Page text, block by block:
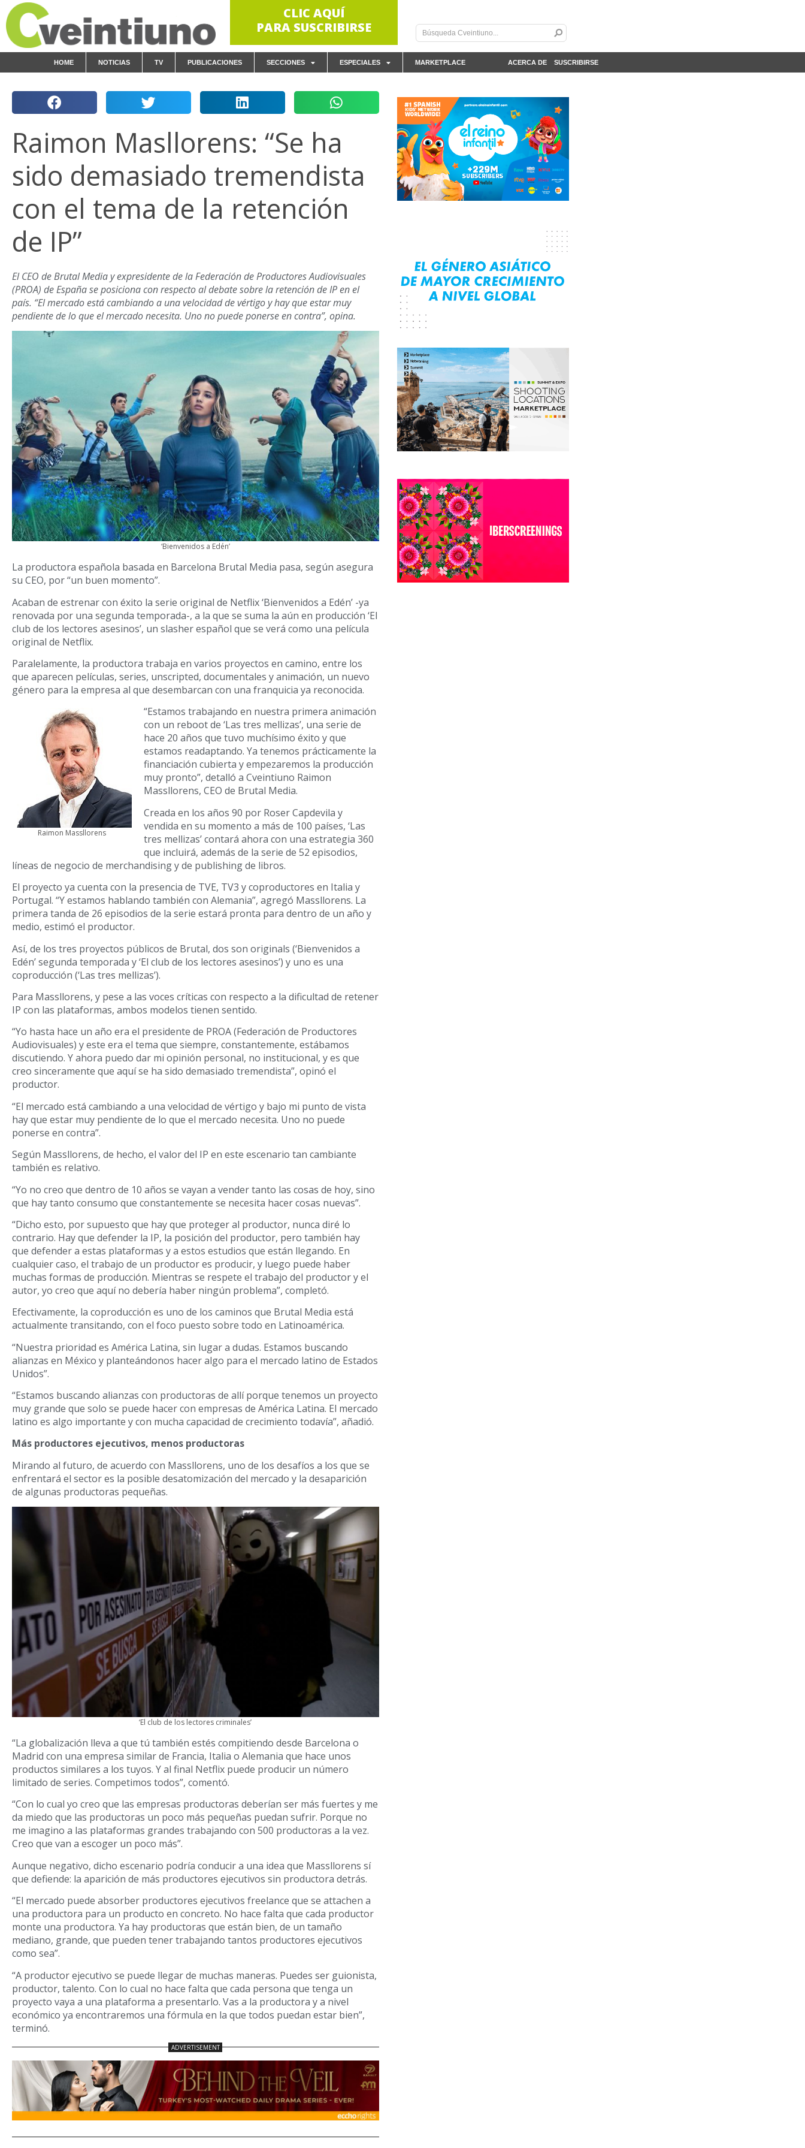
CLIC AQUÍ
PARA SUSCRIBIRSE
ACERCA DE
HOME NOTICIAS TV PUBLICACIONES SECCIONES ESPECIALES MARKETPLACE SUSCRIBIRSE
Raimon Masllorens: “Se ha
sido demasiado tremendista
con el tema de la retención
de IP”
El CEO de Brutal Media y expresidente de la Federación de Productores Audiovisuales
(PROA) de España se posiciona con respecto al debate sobre la retención de IP en el
país. “El mercado está cambiando a una velocidad de vértigo y hay que estar muy
pendiente de lo que el mercado necesita. Uno no puede ponerse en contra”, opina.
‘Bienvenidos a Edén’
La productora española basada en Barcelona Brutal Media pasa, según asegura
su CEO, por “un buen momento”.
Acaban de estrenar con éxito la serie original de Netflix ‘Bienvenidos a Edén’ -ya
renovada por una segunda temporada-, a la que se suma la aún en producción ‘El
club de los lectores asesinos’, un slasher español que se verá como una película
original de Netflix.
Paralelamente, la productora trabaja en varios proyectos en camino, entre los
que aparecen películas, series, unscripted, documentales y animación, un nuevo
género para la empresa al que desembarcan con una franquicia ya reconocida.
Raimon Massllorens
“Estamos trabajando en nuestra primera animación
con un reboot de ‘Las tres mellizas’, una serie de
hace 20 años que tuvo muchísimo éxito y que
estamos readaptando. Ya tenemos prácticamente la
financiación cubierta y empezaremos la producción
muy pronto”, detalló a Cveintiuno Raimon
Massllorens, CEO de Brutal Media.
Creada en los años 90 por Roser Capdevila y
vendida en su momento a más de 100 países, ‘Las
tres mellizas’ contará ahora con una estrategia 360
que incluirá, además de la serie de 52 episodios,
líneas de negocio de merchandising y de publishing de libros.
El proyecto ya cuenta con la presencia de TVE, TV3 y coproductores en Italia y
Portugal. “Y estamos hablando también con Alemania”, agregó Massllorens. La
primera tanda de 26 episodios de la serie estará pronta para dentro de un año y
medio, estimó el productor.
Así, de los tres proyectos públicos de Brutal, dos son originals (‘Bienvenidos a
Edén’ segunda temporada y ‘El club de los lectores asesinos’) y uno es una
coproducción (‘Las tres mellizas’).
Para Massllorens, y pese a las voces críticas con respecto a la dificultad de retener
IP con las plataformas, ambos modelos tienen sentido.
“Yo hasta hace un año era el presidente de PROA (Federación de Productores
Audiovisuales) y este era el tema que siempre, constantemente, estábamos
discutiendo. Y ahora puedo dar mi opinión personal, no institucional, y es que
creo sinceramente que aquí se ha sido demasiado tremendista”, opinó el
productor.
“El mercado está cambiando a una velocidad de vértigo y bajo mi punto de vista
hay que estar muy pendiente de lo que el mercado necesita. Uno no puede
ponerse en contra”.
Según Massllorens, de hecho, el valor del IP en este escenario tan cambiante
también es relativo.
“Yo no creo que dentro de 10 años se vayan a vender tanto las cosas de hoy, sino
que hay tanto consumo que constantemente se necesita hacer cosas nuevas”.
“Dicho esto, por supuesto que hay que proteger al productor, nunca diré lo
contrario. Hay que defender la IP, la posición del productor, pero también hay
que defender a estas plataformas y a estos estudios que están llegando. En
cualquier caso, el trabajo de un productor es producir, y luego puede haber
muchas formas de producción. Mientras se respete el trabajo del productor y el
autor, yo creo que aquí no debería haber ningún problema”, completó.
Efectivamente, la coproducción es uno de los caminos que Brutal Media está
actualmente transitando, con el foco puesto sobre todo en Latinoamérica.
“Nuestra prioridad es América Latina, sin lugar a dudas. Estamos buscando
alianzas en México y planteándonos hacer algo para el mercado latino de Estados
Unidos”.
“Estamos buscando alianzas con productoras de allí porque tenemos un proyecto
muy grande que solo se puede hacer con empresas de América Latina. El mercado
latino es algo importante y con mucha capacidad de crecimiento todavía”, añadió.
Más productores ejecutivos, menos productoras
Mirando al futuro, de acuerdo con Massllorens, uno de los desafíos a los que se
enfrentará el sector es la posible desatomización del mercado y la desaparición
de algunas productoras pequeñas.
‘El club de los lectores criminales’
“La globalización lleva a que tú también estés compitiendo desde Barcelona o
Madrid con una empresa similar de Francia, Italia o Alemania que hace unos
productos similares a los tuyos. Y al final Netflix puede producir un número
limitado de series. Competimos todos”, comentó.
“Con lo cual yo creo que las empresas productoras deberían ser más fuertes y me
da miedo que las productoras un poco más pequeñas puedan sufrir. Porque no
me imagino a las plataformas grandes trabajando con 500 productoras a la vez.
Creo que van a escoger un poco más”.
Aunque negativo, dicho escenario podría conducir a una idea que Massllorens sí
que defiende: la aparición de más productores ejecutivos sin productora detrás.
“El mercado puede absorber productores ejecutivos freelance que se attachen a
una productora para un producto en concreto. No hace falta que cada productor
monte una productora. Ya hay productoras que están bien, de un tamaño
mediano, grande, que pueden tener trabajando tantos productores ejecutivos
como sea”.
“A productor ejecutivo se puede llegar de muchas maneras. Puedes ser guionista,
productor, talento. Con lo cual no hace falta que cada persona que tenga un
proyecto vaya a una plataforma a presentarlo. Vas a la productora y a nivel
económico ya encontraremos una fórmula en la que todos puedan estar bien”,
terminó.